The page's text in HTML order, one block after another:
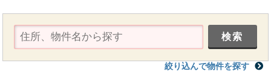
絞り込んで物件を探す